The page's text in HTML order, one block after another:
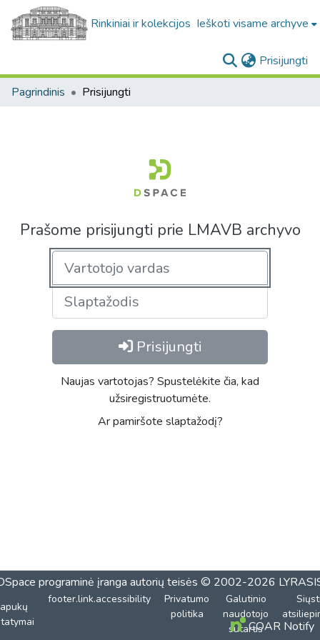
Rinkiniai ir kolekcijos Ieškoti visame archyve
Prisijungti
Pagrindinis Prisijungti
Prašome prisijungti prie LMAVB archyvo
Prisijungti
Naujas vartotojas? Spustelėkite čia, kad
užsiregistruotumėte.
Ar pamiršote slaptažodį?
programinė įranga autorių teisės © 2002-2026
footer.link.accessibility
Privatumo
politika
Galutinio
naudotojo
sutartisCOAR Notify